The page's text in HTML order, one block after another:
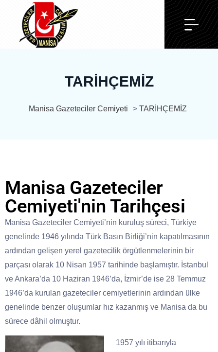
TARİHÇEMİZ
Manisa Gazeteciler Cemiyeti > TARİHÇEMİZ
Manisa Gazeteciler
Cemiyeti'nin Tarihçesi
Manisa Gazeteciler Cemiyeti’nin kuruluş süreci, Türkiye
genelinde 1946 yılında Türk Basın Birliği’nin kapatılmasının
ardından gelişen yerel gazetecilik örgütlenmelerinin bir
parçası olarak 10 Nisan 1957 tarihinde başlamıştır. İstanbul
ve Ankara’da 10 Haziran 1946’da, İzmir’de ise 28 Temmuz
1946’da kurulan gazeteciler cemiyetlerinin ardından ülke
genelinde benzer oluşumlar hız kazanmış ve Manisa da bu
sürece dâhil olmuştur.
1957 yılı itibarıyla